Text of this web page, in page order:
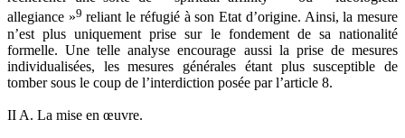
allegiance »9 reliant le réfugié à son Etat d’origine. Ainsi, la mesure
n’est plus uniquement prise sur le fondement de sa nationalité
formelle. Une telle analyse encourage aussi la prise de mesures
individualisées, les mesures générales étant plus susceptible de
tomber sous le coup de l’interdiction posée par l’article 8.
II A. La mise en œuvre.